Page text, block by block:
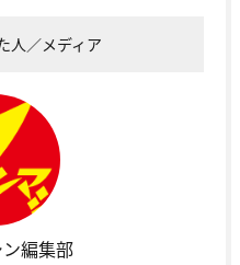
人／メディア
編集部